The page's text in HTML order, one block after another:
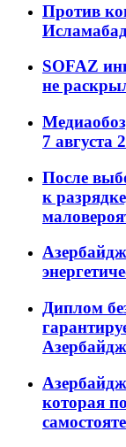
Против
SOFAZ
не
7 августа
После
к
Диплом
которая